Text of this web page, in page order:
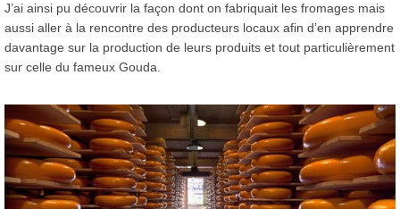
J’ai ainsi pu découvrir la façon dont on fabriquait les fromages mais
aussi aller à la rencontre des producteurs locaux afin d’en apprendre
davantage sur la production de leurs produits et tout particulièrement
sur celle du fameux Gouda.